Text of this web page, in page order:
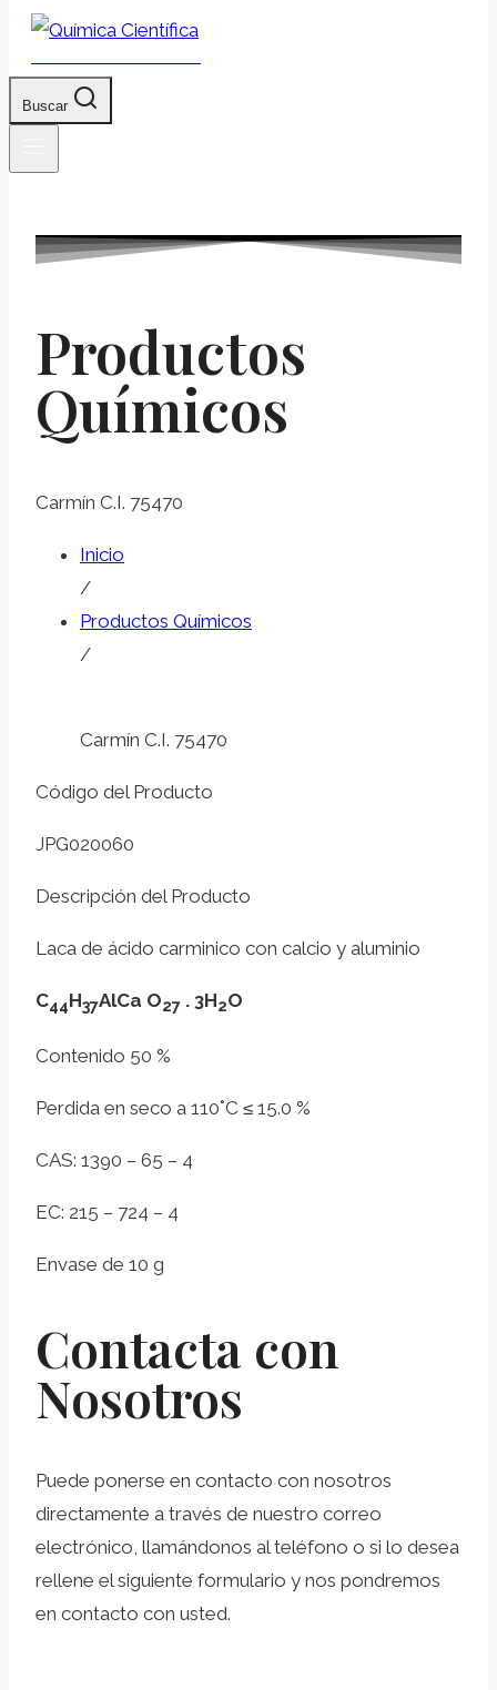
Buscar
Productos
Químicos
Carmín C.I. 75470
Inicio
/
Productos Químicos
/
Carmín C.I. 75470
Código del Producto
JPG020060
Descripción del Producto
Laca de ácido carminico con calcio y aluminio
C44H37AlCa O27 . 3H2O
Contenido 50 %
Perdida en seco a 110˚C ≤ 15.0 %
CAS: 1390 – 65 – 4
EC: 215 – 724 – 4
Envase de 10 g
Contacta con
Nosotros
Puede ponerse en contacto con nosotros
directamente a través de nuestro correo
electrónico, llamándonos al teléfono o si lo desea
rellene el siguiente formulario y nos pondremos
en contacto con usted.